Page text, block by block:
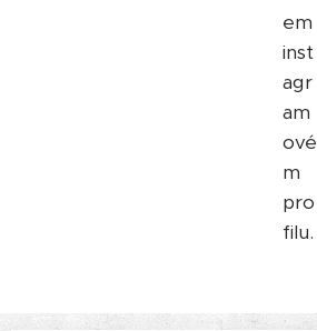
em
inst
agr
am
ové
m
pro
filu.